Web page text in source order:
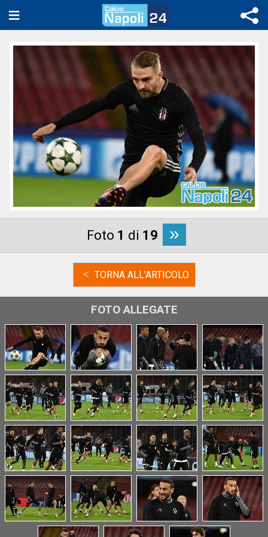
Foto 1 di 19 »
< TORNA ALL'ARTICOLO
FOTO ALLEGATE